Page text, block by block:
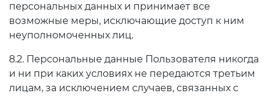
персональных данных и принимает все
возможные меры, исключающие доступ к ним
неуполномоченных лиц.
8.2. Персональные данные Пользователя никогда
и ни при каких условиях не передаются третьим
лицам, за исключением случаев, связанных с